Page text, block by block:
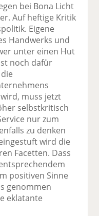
bei Bona Licht
Auf heftige Kritik
Eigene
Handwerks und
unter einen Hut
noch dafür
muss jetzt
selbstkritisch
nur zum
zu denken
wird die
Facetten. Dass
positiven Sinne
genommen
eklatante